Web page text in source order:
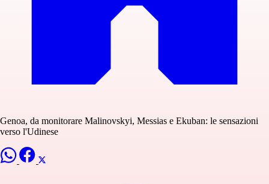
Genoa, da monitorare Malinovskyi, Messias e Ekuban: le sensazioni
verso l'Udinese